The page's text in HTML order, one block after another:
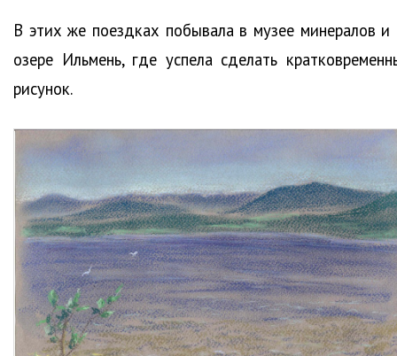
В этих же поездках побывала в музее минералов и
озере Ильмень, где успела сделать
рисунок.